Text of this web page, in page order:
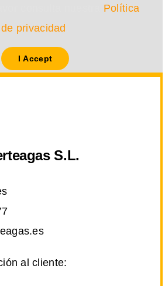
Política
de privacidad
I Accept
S.L.
al cliente: